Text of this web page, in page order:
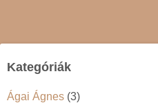
Kategóriák
Ágai Ágnes (3)